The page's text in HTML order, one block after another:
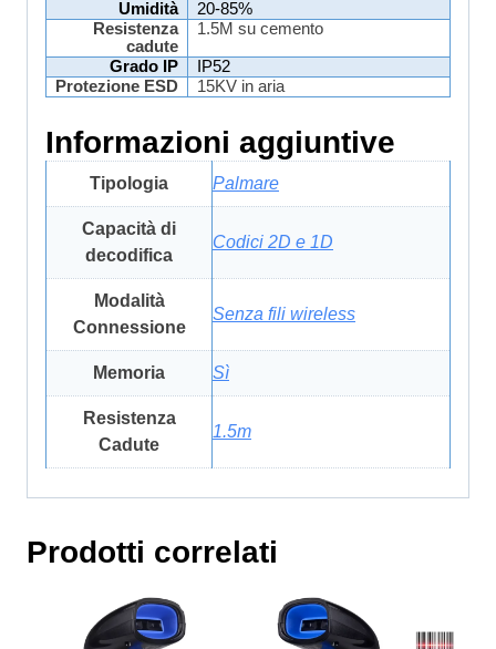
Umidità
20-85%
Resistenza
cadute
1.5M su cemento
Grado IP
IP52
Protezione ESD
15KV in aria
Informazioni aggiuntive
Tipologia Palmare
Capacità di
decodifica
Codici 2D e 1D
Modalità
Connessione
Senza fili wireless
Memoria Sì
Resistenza
Cadute
1.5m
Prodotti correlati